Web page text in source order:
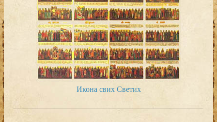
Икона свих Светих